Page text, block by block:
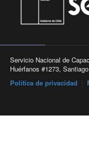
Servicio Nacional de
Huérfanos #1273,
Política de privacidad